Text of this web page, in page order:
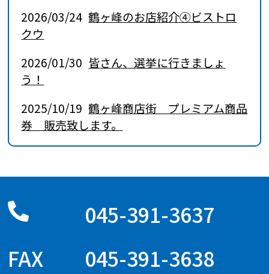
2026/03/24 鶴ヶ峰のお店紹介④ビストロ
クウ
2026/01/30 皆さん、選挙に行きましょ
う！
2025/10/19 鶴ヶ峰商店街 プレミアム商品
券 販売致します。
045-391-3637
045-391-3638